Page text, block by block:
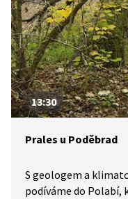
Jakuba,
Voršilek.
13:30
Prales u Poděbrad
S geologem a
podíváme do Polabí,